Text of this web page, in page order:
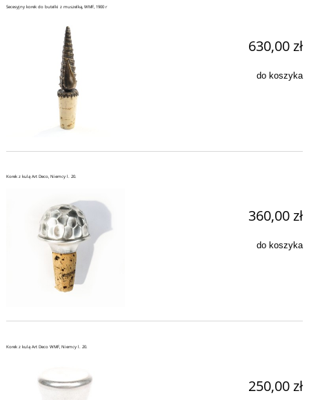
Secesyjny korek do butelki z muszelką, WMF, 1900 r
630,00 zł
do koszyka
Korek z kulą Art Deco, Niemcy l. 20.
360,00 zł
do koszyka
Korek z kulą Art Deco WMF, Niemcy l. 20.
250,00 zł